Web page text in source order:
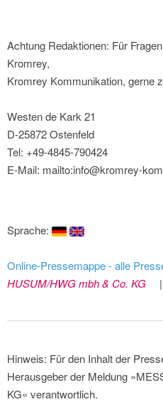
Achtung Redaktionen: Für
Kromrey,
Kromrey Kommunikation, gerne
Westen de Kark 21
D-25872 Ostenfeld
Tel: +49-4845-790424
E-Mail: mailto:info@kromrey-
Sprache:
Online-Pressemappe - alle
HUSUM/HWG mbh & Co. KG
|
Hinweis: Für den Inhalt der
Herausgeber der Meldung
KG« verantwortlich.